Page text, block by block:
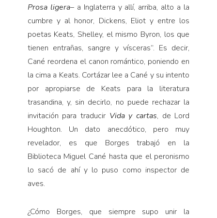
Prosa ligera– a Inglaterra y allí, arriba, alto a la
cumbre y al honor, Dickens, Eliot y entre los
poetas Keats, Shelley, el mismo Byron, los que
tienen entrañas, sangre y vísceras”. Es decir,
Cané reordena el canon romántico, poniendo en
la cima a Keats. Cortázar lee a Cané y su intento
por apropiarse de Keats para la literatura
trasandina, y, sin decirlo, no puede rechazar la
invitación para traducir Vida y cartas, de Lord
Houghton. Un dato anecdótico, pero muy
revelador, es que Borges trabajó en la
Biblioteca Miguel Cané hasta que el peronismo
lo sacó de ahí y lo puso como inspector de
aves.
¿Cómo Borges, que siempre supo unir la